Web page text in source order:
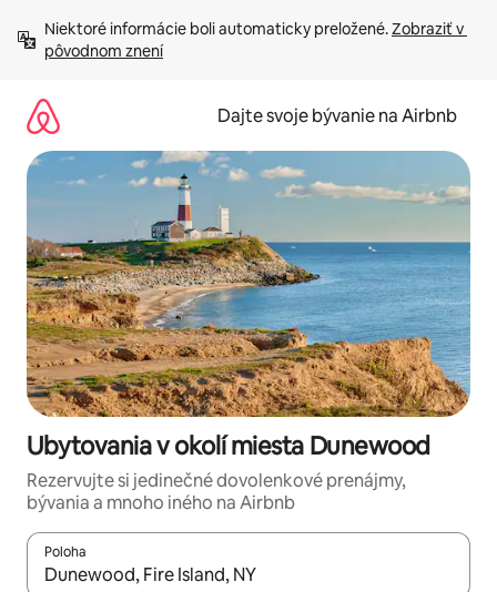
obsah.
Niektoré informácie boli automaticky preložené. Zobraziť v
pôvodnom znení
Dajte svoje bývanie na Airbnb
Ubytovania v okolí miesta Dunewood
Rezervujte si jedinečné dovolenkové prenájmy,
bývania a mnoho iného na Airbnb
Poloha
Keď budú výsledky k dispozícii, môžete si ich prechádzať